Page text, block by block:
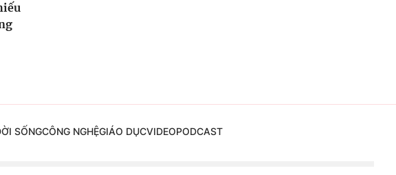
SỐNGCÔNG NGHỆGIÁO DỤCVIDEOPODCAST